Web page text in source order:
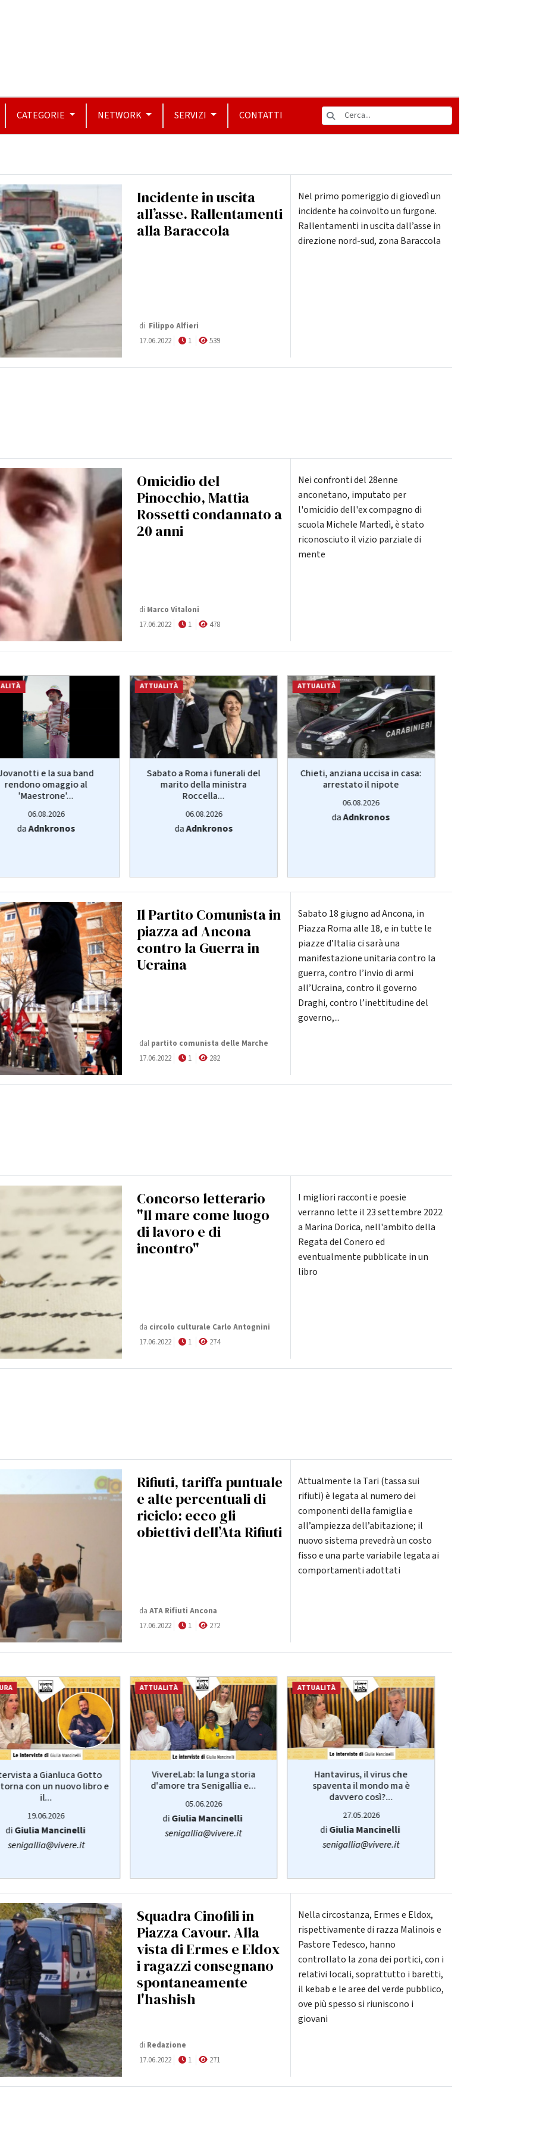
CATEGORIE NETWORK SERVIZI CONTATTI
Incidente in uscita
all’asse. Rallentamenti
alla Baraccola
di Filippo Alfieri
17.06.2022
1 539
Nel primo pomeriggio di giovedì un
incidente ha coinvolto un furgone.
Rallentamenti in uscita dall’asse in
direzione nord-sud, zona Baraccola
Omicidio del
Pinocchio, Mattia
Rossetti condannato a
20 anni
di Marco Vitaloni
17.06.2022
1 478
Nei confronti del 28enne
anconetano, imputato per
l'omicidio dell'ex compagno di
scuola Michele Martedì, è stato
riconosciuto il vizio parziale di
mente
e la sua band
rendono omaggio al
'Maestrone'...
06.08.2026
daAdnkronos
ATTUALITÀ
Sabato a Roma i funerali del
marito della ministra
Roccella...
06.08.2026
daAdnkronos
ATTUALITÀ
Chieti, anziana uccisa in casa:
arrestato il nipote
06.08.2026
daAdnkronos
Il Partito Comunista in
piazza ad Ancona
contro la Guerra in
Ucraina
dal partito comunista delle Marche
17.06.2022
1 282
Sabato 18 giugno ad Ancona, in
Piazza Roma alle 18, e in tutte le
piazze d’Italia ci sarà una
manifestazione unitaria contro la
guerra, contro l’invio di armi
all’Ucraina, contro il governo
Draghi, contro l’inettitudine del
governo,...
Concorso letterario
"Il mare come luogo
di lavoro e di
incontro"
da circolo culturale Carlo Antognini
17.06.2022
1 274
I migliori racconti e poesie
verranno lette il 23 settembre 2022
a Marina Dorica, nell'ambito della
Regata del Conero ed
eventualmente pubblicate in un
libro
Rifiuti, tariffa puntuale
e alte percentuali di
riciclo: ecco gli
obiettivi dell’Ata Rifiuti
da ATA Rifiuti Ancona
17.06.2022
1 272
Attualmente la Tari (tassa sui
rifiuti) è legata al numero dei
componenti della famiglia e
all’ampiezza dell’abitazione; il
nuovo sistema prevedrà un costo
fisso e una parte variabile legata ai
comportamenti adottati
a Gianluca Gotto
con un nuovo libro e
il...
19.06.2026
diGiulia Mancinelli
senigallia@vivere.it
ATTUALITÀ
VivereLab: la lunga storia
d'amore tra Senigallia e...
05.06.2026
diGiulia Mancinelli
senigallia@vivere.it
ATTUALITÀ
Hantavirus, il virus che
spaventa il mondo ma è
davvero così?...
27.05.2026
diGiulia Mancinelli
senigallia@vivere.it
Squadra Cinofili in
Piazza Cavour. Alla
vista di Ermes e Eldox
i ragazzi consegnano
spontaneamente
l'hashish
di Redazione
17.06.2022
1 271
Nella circostanza, Ermes e Eldox,
rispettivamente di razza Malinois e
Pastore Tedesco, hanno
controllato la zona dei portici, con i
relativi locali, soprattutto i baretti,
il kebab e le aree del verde pubblico,
ove più spesso si riuniscono i
giovani